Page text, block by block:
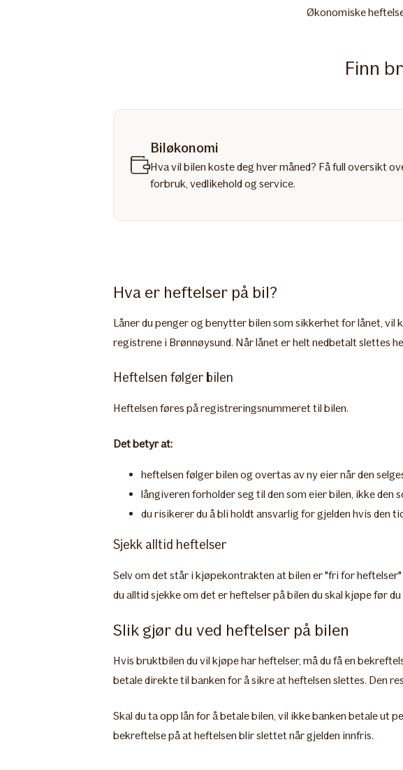
Økonomiske
Finn
Biløkonomi
Hva vil bilen koste deg hver måned? Få full oversikt
forbruk, vedlikehold og service.
Hva er heftelser på bil?
Låner du penger og benytter bilen som sikkerhet for lånet,
registrene i Brønnøysund. Når lånet er helt nedbetalt slettes
Heftelsen følger bilen
Heftelsen føres på registreringsnummeret til bilen.
Det betyr at:
heftelsen følger bilen og overtas av ny eier når den
långiveren forholder seg til den som eier bilen, ikke den
du risikerer du å bli holdt ansvarlig for gjelden hvis den
Sjekk alltid heftelser
​Selv om det står i kjøpekontrakten at bilen er "fri for
du alltid sjekke om det er heftelser på bilen du skal kjøpe før
Slik gjør du ved heftelser på bilen
Hvis bruktbilen du vil kjøpe har heftelser, må du få en
betale direkte til banken for å sikre at heftelsen slettes. Den
Skal du ta opp lån for å betale bilen, vil ikke banken betale ut
bekreftelse på at heftelsen blir slettet når gjelden innfris.